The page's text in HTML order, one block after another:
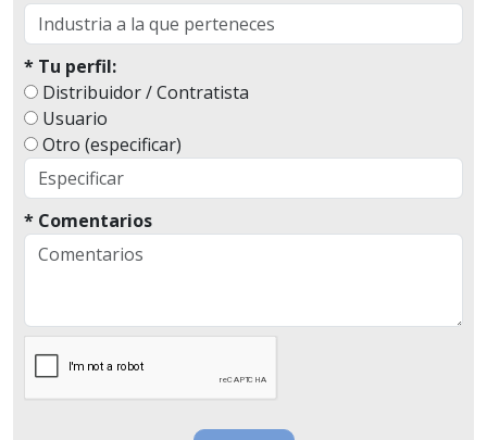
* Tu perfil:
Distribuidor / Contratista
Usuario
Otro (especificar)
* Comentarios